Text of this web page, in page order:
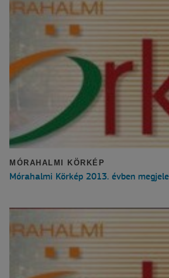
MÓRAHALMI KÖRKÉP
Mórahalmi Körkép 2013. évben